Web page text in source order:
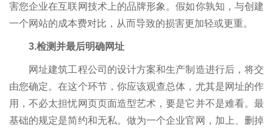
害您企业在互联网技术上的品牌形象。假如你孰知，与创建
一个网站的成本费对比，从而导致的损害更加轻或更重。
3.检测并最后明确网址
网址建筑工程公司的设计方案和生产制造进行后，将交
由您确定。在这个环节，你应该观查总体，尤其是网址的作
用，不必太担忧网页页面造型艺术，要是它并不是难看。最
基础的规定是简约和无私。做为一个企业官网，加上、删掉